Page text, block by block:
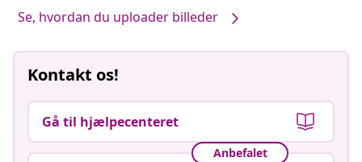
Se, hvordan du uploader billeder
Kontakt os!
Gå til hjælpecenteret
Anbefalet